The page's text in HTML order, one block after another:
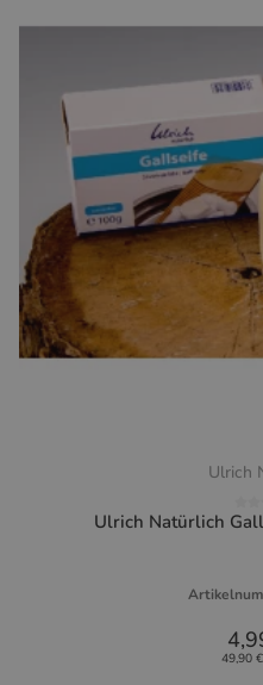
Ulrich
Ulrich Natürlich
49,90